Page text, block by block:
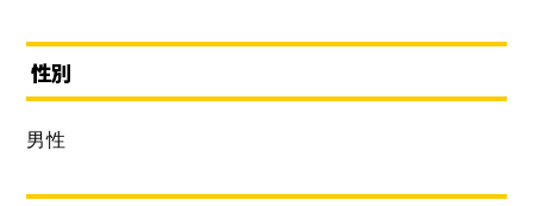
性別
男性